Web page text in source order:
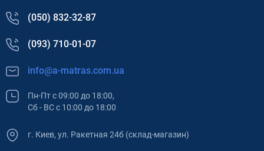
(050) 832-32-87
(093) 710-01-07
info@a-matras.com.ua
Пн-Пт с 09:00 до 18:00,
Сб - ВС с 10:00 до 18:00
г. Киев, ул. Ракетная 24б (склад-магазин)